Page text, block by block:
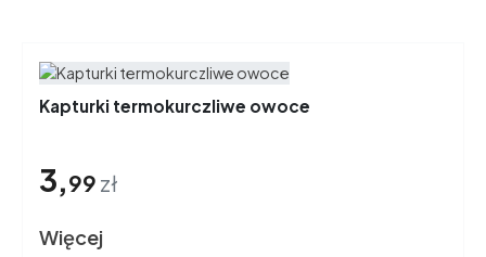
Kapturki termokurczliwe owoce
3,99 zł
Więcej